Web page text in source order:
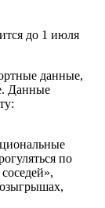
до 1 июля
данные,
Данные
по